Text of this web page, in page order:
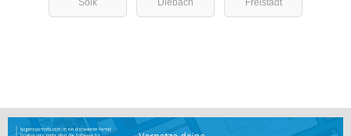
Bogenschie
Sölk Diebach
Freistadt